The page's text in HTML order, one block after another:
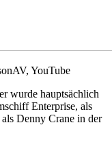
YouTube
wurde hauptsächlich
Enterprise, als
Denny Crane in der